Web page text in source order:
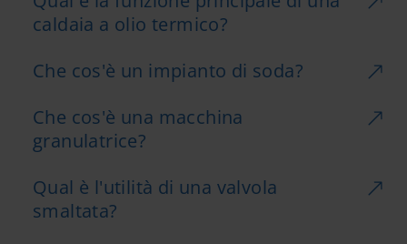
caldaia a olio termico?
Che cos'è un impianto di soda?
Che cos'è una macchina
granulatrice?
Qual è l'utilità di una valvola
smaltata?